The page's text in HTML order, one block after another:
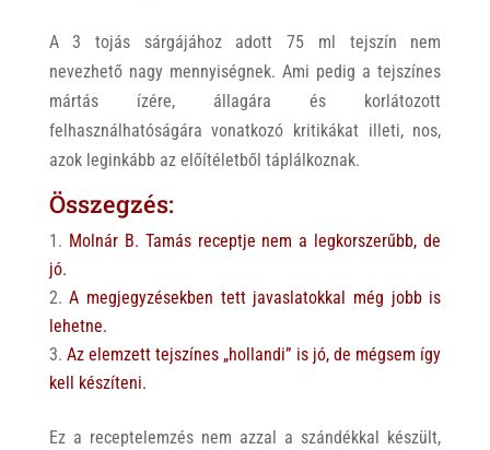
A 3 tojás sárgájához adott 75 ml tejszín nem
nevezhető nagy mennyiségnek. Ami pedig a tejszínes
mártás ízére, állagára és korlátozott
felhasználhatóságára vonatkozó kritikákat illeti, nos,
azok leginkább az előítéletből táplálkoznak.
Összegzés:
Molnár B. Tamás receptje nem a legkorszerűbb, de
jó.
A megjegyzésekben tett javaslatokkal még jobb is
lehetne.
Az elemzett tejszínes „hollandi” is jó, de mégsem így
kell készíteni.
Ez a receptelemzés nem azzal a szándékkal készült,